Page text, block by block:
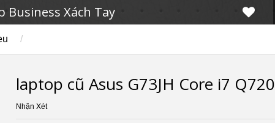
Business Xách Tay
/
laptop cũ Asus G73JH Core i7 Q720
Nhận Xét